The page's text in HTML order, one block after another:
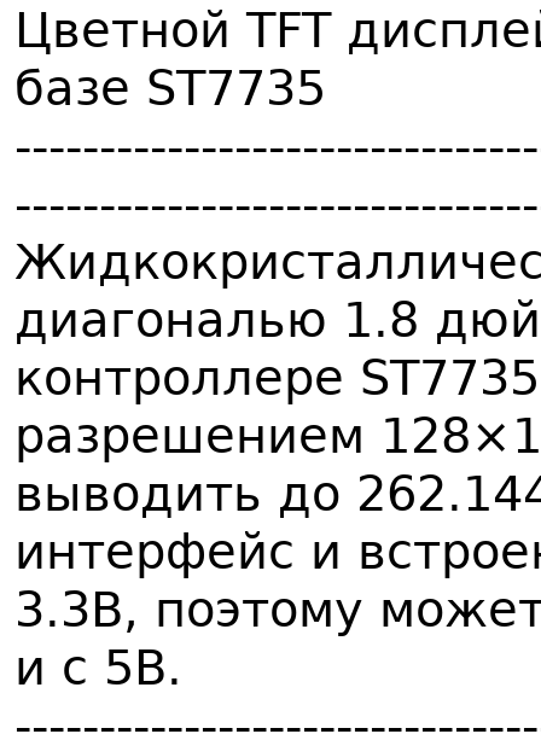
Цветной TFT
базе ST7735
диагональю 1.8
контроллере
разрешением
выводить до
интерфейс и
3.3В, поэтому
и с 5В.